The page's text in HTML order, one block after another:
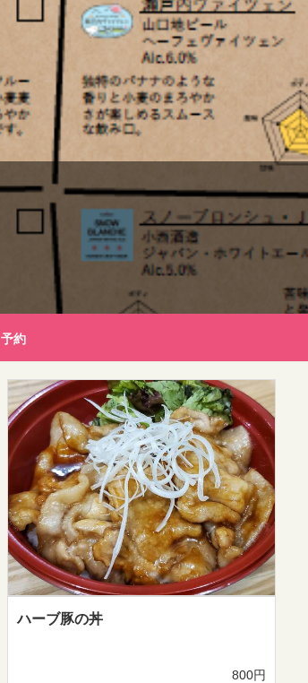
予約
ハーブ豚の丼
800円